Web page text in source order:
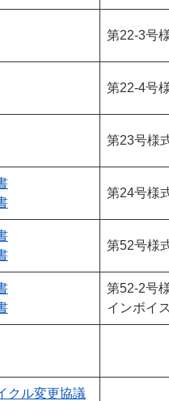
第22-3号
第22-4号
第23号様
第24号様
第52号様
第52-2号
インボイ
クル変更協議